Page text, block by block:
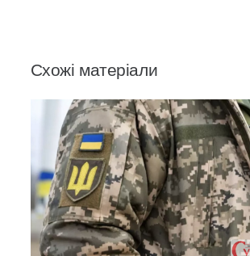
Схожі матеріали